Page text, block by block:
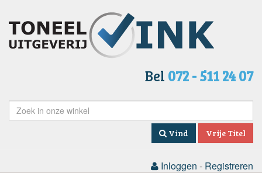
Bel 072 - 511 24 07
Vind Vrije Titel
Inloggen - Registreren